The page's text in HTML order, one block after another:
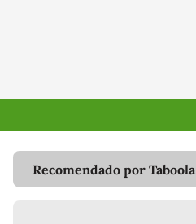
Recomendado por Taboola